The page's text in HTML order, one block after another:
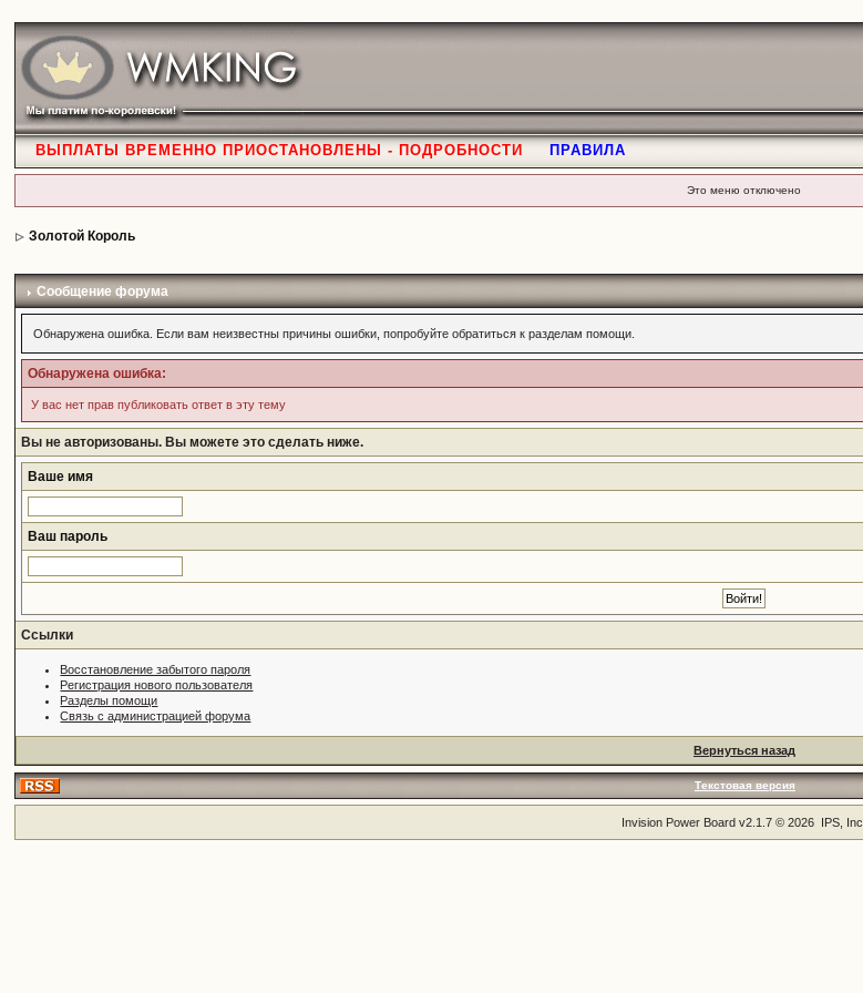
ВЫПЛАТЫ ВРЕМЕННО ПРИОСТАНОВЛЕНЫ - ПОДРОБНОСТИ ПРАВИЛА
Это меню отключено
Золотой Король
Сообщение форума
Обнаружена ошибка. Если вам неизвестны причины ошибки, попробуйте обратиться к разделам помощи.
Обнаружена ошибка:
У вас нет прав публиковать ответ в эту тему
Вы не авторизованы. Вы можете это сделать ниже.
Ваше имя
Ваш пароль
Ссылки
Восстановление забытого пароля
Регистрация нового пользователя
Разделы помощи
Связь с администрацией форума
Вернуться назад
Текстовая версия
Invision Power Board v2.1.7 © 2026 IPS, Inc.